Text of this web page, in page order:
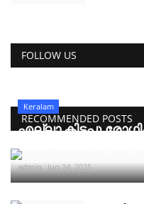
FOLLOW US
RECOMMENDED POSTS
Keralam
എല്ലാ കിടപ്പു
നിർണായക
admin Jun 24, 2025